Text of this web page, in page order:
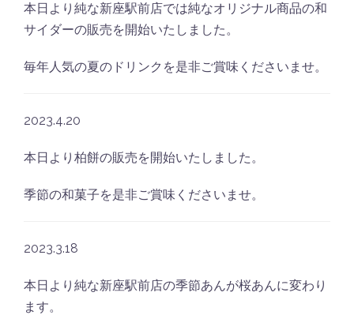
本日より純な新座駅前店では純なオリジナル商品の和
サイダーの販売を開始いたしました。
毎年人気の夏のドリンクを是非ご賞味くださいませ。
2023.4.20
本日より柏餅の販売を開始いたしました。
季節の和菓子を是非ご賞味くださいませ。
2023.3.18
本日より純な新座駅前店の季節あんが桜あんに変わり
ます。